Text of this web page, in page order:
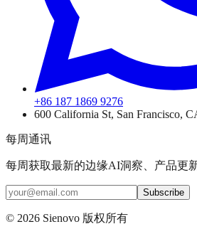
+86 187 1869 9276
600 California St, San Francisco,
每周通讯
每周获取最新的边缘AI洞察、产品更
Subscribe
© 2026 Sienovo 版权所有